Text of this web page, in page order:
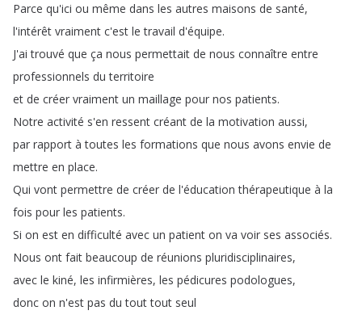
Parce qu'ici ou même dans les autres maisons de santé,
l'intérêt vraiment c'est le travail d'équipe.
J'ai trouvé que ça nous permettait de nous connaître entre
professionnels du territoire
et de créer vraiment un maillage pour nos patients.
Notre activité s'en ressent créant de la motivation aussi,
par rapport à toutes les formations que nous avons envie de
mettre en place.
Qui vont permettre de créer de l'éducation thérapeutique à la
fois pour les patients.
Si on est en difficulté avec un patient on va voir ses associés.
Nous ont fait beaucoup de réunions pluridisciplinaires,
avec le kiné, les infirmières, les pédicures podologues,
donc on n'est pas du tout tout seul